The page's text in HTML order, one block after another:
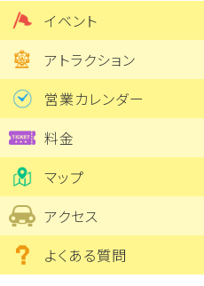
イベント
アトラクション
営業カレンダー
料金
マップ
アクセス
よくある質問